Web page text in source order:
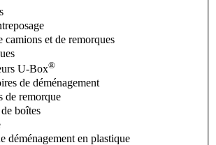
camions et de remorques
U-Box®
de déménagement
de remorque
boîtes
déménagement en plastique